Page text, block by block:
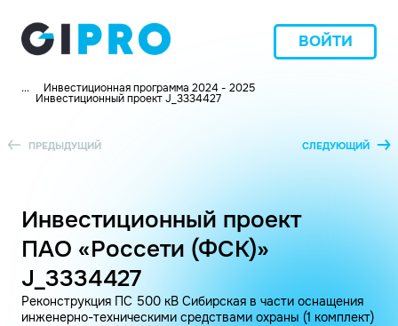
ВОЙТИ
... Инвестиционная программа 2024 - 2025
Инвестиционный проект J_3334427
ПРЕДЫДУЩИЙ СЛЕДУЮЩИЙ
Инвестиционный проект
ПАО «Россети (ФСК)»
J_3334427
Реконструкция ПС 500 кВ Сибирская в части оснащения
инженерно-техническими средствами охраны (1 комплект)